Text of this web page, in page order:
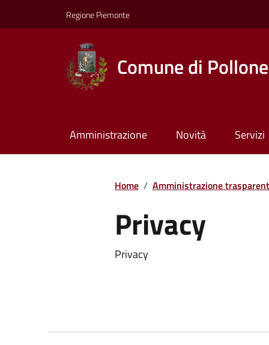
Regione Piemonte
Comune di Pollone
Amministrazione Novità Servizi
Home / Amministrazione
Privacy
Privacy